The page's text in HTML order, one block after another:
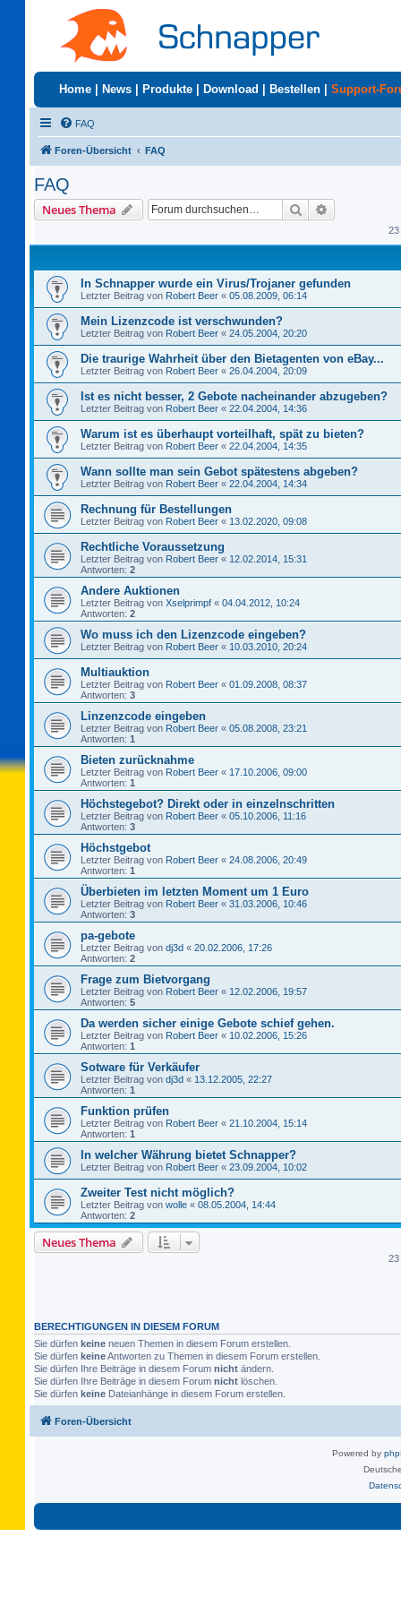
Home News Produkte Download Bestellen Support-
FAQ
Foren-Übersicht FAQ
FAQ
Neues Thema Suche
23
In Schnapper wurde ein Virus/Trojaner gefunden
Letzter Beitrag von Robert Beer « 05.08.2009, 06:14
Mein Lizenzcode ist verschwunden?
Letzter Beitrag von Robert Beer « 24.05.2004, 20:20
Die traurige Wahrheit über den Bietagenten von eBay...
Letzter Beitrag von Robert Beer « 26.04.2004, 20:09
Ist es nicht besser, 2 Gebote nacheinander abzugeben?
Letzter Beitrag von Robert Beer « 22.04.2004, 14:36
Warum ist es überhaupt vorteilhaft, spät zu bieten?
Letzter Beitrag von Robert Beer « 22.04.2004, 14:35
Wann sollte man sein Gebot spätestens abgeben?
Letzter Beitrag von Robert Beer « 22.04.2004, 14:34
Rechnung für Bestellungen
Letzter Beitrag von Robert Beer « 13.02.2020, 09:08
Rechtliche Voraussetzung
Letzter Beitrag von Robert Beer « 12.02.2014, 15:31
Antworten: 2
Andere Auktionen
Letzter Beitrag von Xselprimpf « 04.04.2012, 10:24
Antworten: 2
Wo muss ich den Lizenzcode eingeben?
Letzter Beitrag von Robert Beer « 10.03.2010, 20:24
Multiauktion
Letzter Beitrag von Robert Beer « 01.09.2008, 08:37
Antworten: 3
Linzenzcode eingeben
Letzter Beitrag von Robert Beer « 05.08.2008, 23:21
Antworten: 1
Bieten zurücknahme
Letzter Beitrag von Robert Beer « 17.10.2006, 09:00
Antworten: 1
Höchstegebot? Direkt oder in einzelnschritten
Letzter Beitrag von Robert Beer « 05.10.2006, 11:16
Antworten: 3
Höchstgebot
Letzter Beitrag von Robert Beer « 24.08.2006, 20:49
Antworten: 1
Überbieten im letzten Moment um 1 Euro
Letzter Beitrag von Robert Beer « 31.03.2006, 10:46
Antworten: 3
pa-gebote
Letzter Beitrag von dj3d « 20.02.2006, 17:26
Antworten: 2
Frage zum Bietvorgang
Letzter Beitrag von Robert Beer « 12.02.2006, 19:57
Antworten: 5
Da werden sicher einige Gebote schief gehen.
Letzter Beitrag von Robert Beer « 10.02.2006, 15:26
Antworten: 1
Sotware für Verkäufer
Letzter Beitrag von dj3d « 13.12.2005, 22:27
Antworten: 1
Funktion prüfen
Letzter Beitrag von Robert Beer « 21.10.2004, 15:14
Antworten: 1
In welcher Währung bietet Schnapper?
Letzter Beitrag von Robert Beer « 23.09.2004, 10:02
Zweiter Test nicht möglich?
Letzter Beitrag von wolle « 08.05.2004, 14:44
Antworten: 2
Neues Thema
23
BERECHTIGUNGEN IN DIESEM FORUM
Sie dürfen keine neuen Themen in diesem Forum erstellen.
Sie dürfen keineAntworten zu Themen in diesem Forum erstellen.
Sie dürfen Ihre Beiträge in diesem Forum nicht ändern.
Sie dürfen Ihre Beiträge in diesem Forum nicht löschen.
Sie dürfen keine Dateianhänge in diesem Forum erstellen.
Foren-Übersicht
Powered by